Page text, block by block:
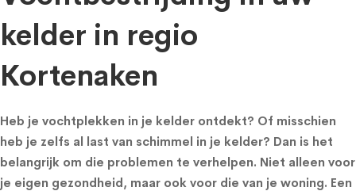
kelder in regio
Kortenaken
Heb je vochtplekken in je kelder ontdekt? Of misschien
heb je zelfs al last van schimmel in je kelder? Dan is het
belangrijk om die problemen te verhelpen. Niet alleen voor
je eigen gezondheid, maar ook voor die van je woning. Een